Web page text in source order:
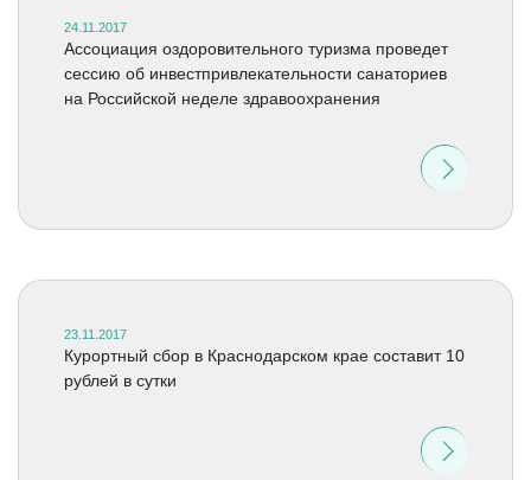
24.11.2017
Ассоциация оздоровительного туризма проведет
сессию об инвестпривлекательности санаториев
на Российской неделе здравоохранения
23.11.2017
Курортный сбор в Краснодарском крае составит 10
рублей в сутки